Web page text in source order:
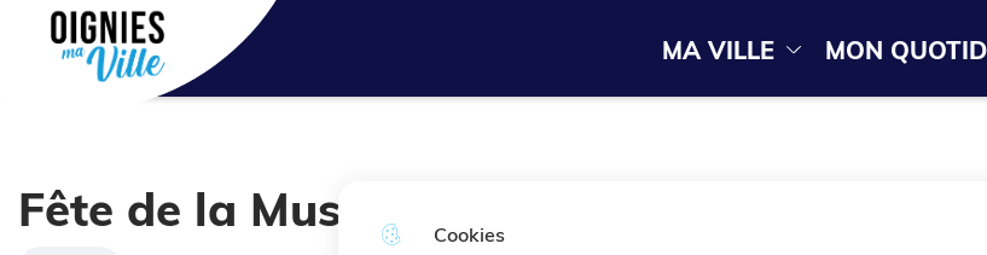
Cookies
Aller au menu Aller à la recherche Aller au contenu principal Consulter le plan du site
Ville de Oignies
a
v
MA VILLE MON
Fête de la Musique avec Patrick Sébastien